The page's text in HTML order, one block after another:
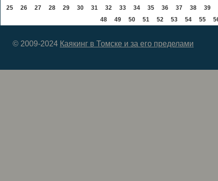
25
26 27 28 29 30 31 32 33 34 35 36 37 38 39
48
49 50 51 52 53 54 55
© 2009-2024 Каякинг в Томске и за его пределами